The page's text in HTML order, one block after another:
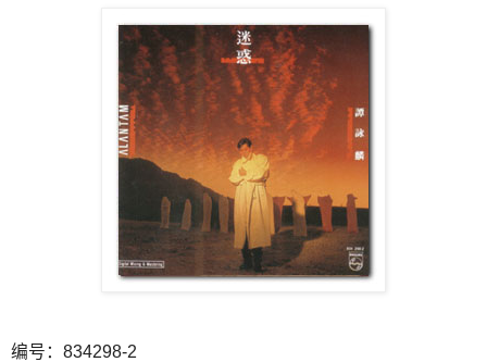
编号：834298-2